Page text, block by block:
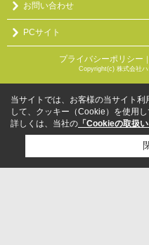
お問い合わせ
PCサイト
プライバシーポリシー
Copyright(c) 株式会社
当サイトでは、お客様の当サイト
して、クッキー（Cookie）を使用し
詳しくは、当社の 「Cookieの取扱